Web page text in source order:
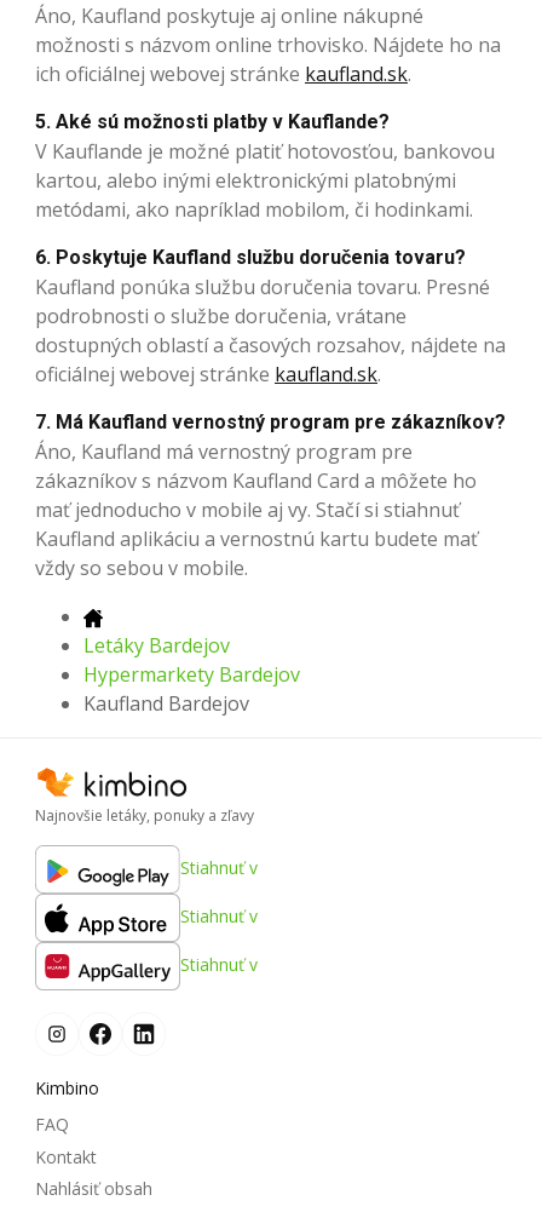
Áno, Kaufland poskytuje aj online nákupné
možnosti s názvom online trhovisko. Nájdete ho na
ich oficiálnej webovej stránke kaufland.sk.
5. Aké sú možnosti platby v Kauflande?
V Kauflande je možné platiť hotovosťou, bankovou
kartou, alebo inými elektronickými platobnými
metódami, ako napríklad mobilom, či hodinkami.
6. Poskytuje Kaufland službu doručenia tovaru?
Kaufland ponúka službu doručenia tovaru. Presné
podrobnosti o službe doručenia, vrátane
dostupných oblastí a časových rozsahov, nájdete na
oficiálnej webovej stránke kaufland.sk.
7. Má Kaufland vernostný program pre zákazníkov?
Áno, Kaufland má vernostný program pre
zákazníkov s názvom Kaufland Card a môžete ho
mať jednoducho v mobile aj vy. Stačí si stiahnuť
Kaufland aplikáciu a vernostnú kartu budete mať
vždy so sebou v mobile.
Letáky Bardejov
Hypermarkety Bardejov
Kaufland Bardejov
Najnovšie letáky, ponuky a zľavy
Stiahnuť v
Stiahnuť v
Stiahnuť v
Kimbino
FAQ
Kontakt
Nahlásiť obsah